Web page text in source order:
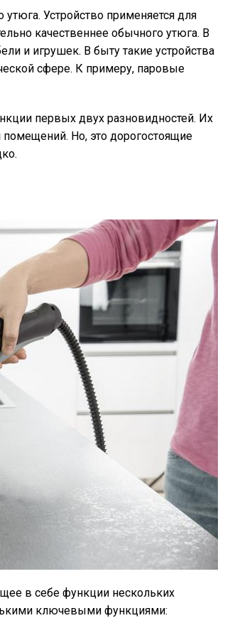
Устройство применяется для
качественнее обычного утюга. В
и игрушек. В быту такие устройства
сфере. К примеру, паровые
первых двух разновидностей. Их
Но, это дорогостоящие
в себе функции нескольких
ключевыми функциями: